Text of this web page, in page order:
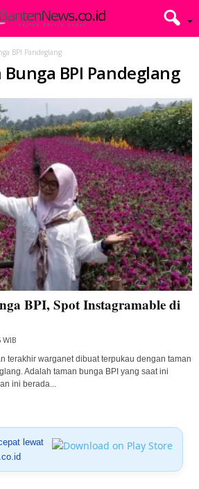
BPI Pandeglang
BPI Pandeglang
BPI, Spot Instagramable di
terakhir warganet dibuat terpukau dengan taman
Adalah taman bunga BPI yang saat ini
ini berada...
lewat